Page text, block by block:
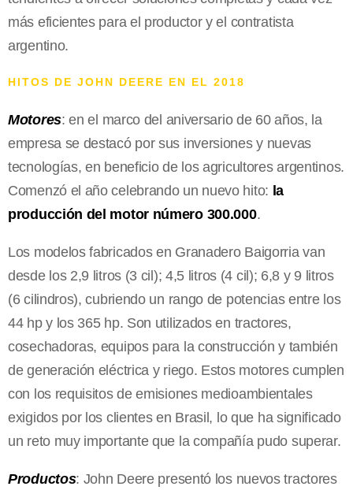
más eficientes para el productor y el contratista
argentino.
HITOS DE JOHN DEERE EN EL 2018
Motores: en el marco del aniversario de 60 años, la
empresa se destacó por sus inversiones y nuevas
tecnologías, en beneficio de los agricultores argentinos.
Comenzó el año celebrando un nuevo hito: la
producción del motor número 300.000.
Los modelos fabricados en Granadero Baigorria van
desde los 2,9 litros (3 cil); 4,5 litros (4 cil); 6,8 y 9 litros
(6 cilindros), cubriendo un rango de potencias entre los
44 hp y los 365 hp. Son utilizados en tractores,
cosechadoras, equipos para la construcción y también
de generación eléctrica y riego. Estos motores cumplen
con los requisitos de emisiones medioambientales
exigidos por los clientes en Brasil, lo que ha significado
un reto muy importante que la compañía pudo superar.
Productos: John Deere presentó los nuevos tractores